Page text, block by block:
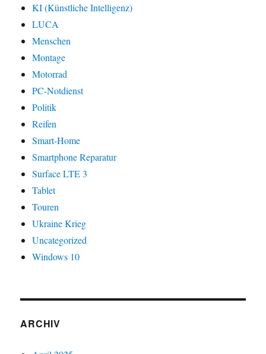
KI (Künstliche Intelligenz)
LUCA
Menschen
Montage
Motorrad
PC-Notdienst
Politik
Reifen
Smart-Home
Smartphone Reparatur
Surface LTE 3
Tablet
Touren
Ukraine Krieg
Uncategorized
Windows 10
ARCHIV